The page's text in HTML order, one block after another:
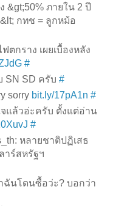
&gt;50% ภายใน 2 ปี
กทช = ลูกหม้อ
ตกราง เผยเบื้องหลัง
#
SN SD ครับ #
sorry bit.ly/17pA1n #
แล้วอ่ะครับ ตั้งแต่อ่าน
#
หลายชาติปฏิเสธ
าร์สหรัฐฯ
ฉันโดนซื้อว่ะ? บอกว่า